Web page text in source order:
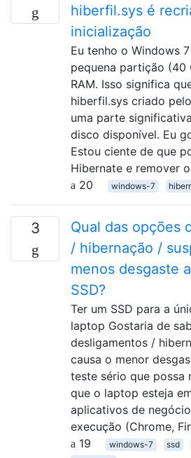
hiberfil.sys é
inicialização
Eu tenho o Windows
pequena partição (40
RAM. Isso significa
hiberfil.sys criado
uma parte
disco disponível. Eu
Estou ciente de que
Hibernate e remover
20
windows-7
3
Qual das opções
/ hibernação /
menos desgaste
SSD?
Ter um SSD para a
laptop Gostaria de
desligamentos /
causa o menor
teste sério que possa
que o laptop esteja
aplicativos de
execução (Chrome,
19
windows-7 ssd